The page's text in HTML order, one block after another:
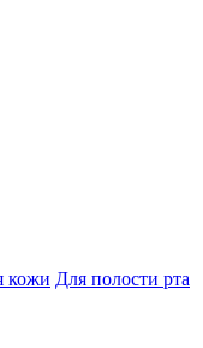
кожи Для полости рта